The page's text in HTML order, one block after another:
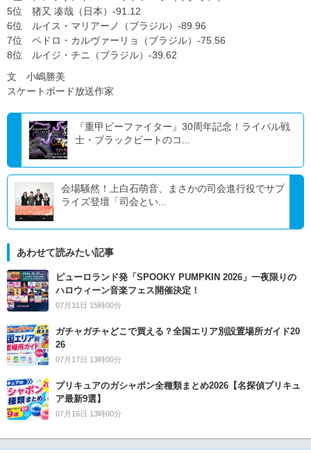
5位 猪又 凑哉（日本）-91.12
6位 ルイス・マリアーノ（ブラジル）-89.96
7位 ペドロ・カルヴァーリョ（ブラジル）-75.56
8位 ルイジ・チニ（ブラジル）-39.62
文 小嶋勝美
スケートボード放送作家
『重甲ビーファイター』30周年記念！ライバル戦
士・ブラックビートのコ...
会場騒然！上白石萌音、まさかの司会進行役でサプ
ライズ登壇「司会とい...
あわせて読みたい記事
ピューロランド発「SPOOKY PUMPKIN 2026」一夜限りの
ハロウィーン音楽フェス開催決定！
07月31日 15時00分
ガチャガチャどこで買える？全国エリア別設置場所ガイド20
26
07月17日 13時00分
プリキュアのガシャポン全種類まとめ2026【名探偵プリキュ
ア最新9選】
07月16日 13時00分